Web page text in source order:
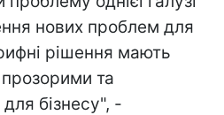
нових проблем для
рішення мають
та
бізнесу", -